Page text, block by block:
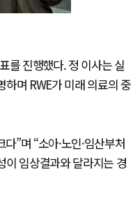
를 진행했다. 정 이사는 실
며 RWE가 미래 의료의 중
”며 “소아·노인·임산부처
이 임상결과와 달라지는 경